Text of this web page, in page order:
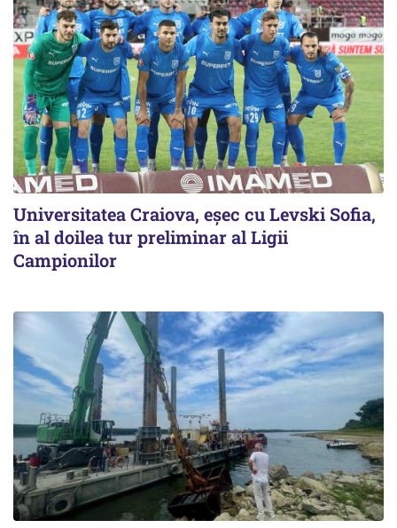
Universitatea Craiova, eșec cu Levski Sofia,
în al doilea tur preliminar al Ligii
Campionilor